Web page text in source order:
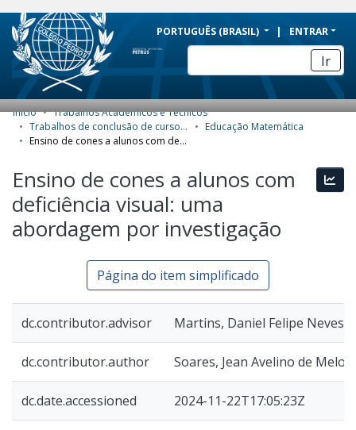
BRAZIL
Simplifique!
Comunica BR
Participe
Acesso à informação
Canais
PORTUGUÊS (BRASIL) ENTRAR
Ir
COMUNIDADES E COLEÇÕES
ESTATÍSTICAS
SOBRE
Início
Trabalhos Acadêmicos e Técnicos
Trabalhos de conclusão de curso de Especialização
Educação Matemática
Ensino de cones a alunos com deficiência visual: uma abordagem por investigação
Ensino de cones a alunos com
deficiência visual: uma
abordagem por investigação
Página do item simplificado
dc.contributor.advisor Martins, Daniel Felipe Neves
dc.contributor.author Soares, Jean Avelino de Melo
dc.date.accessioned 2024-11-22T17:05:23Z